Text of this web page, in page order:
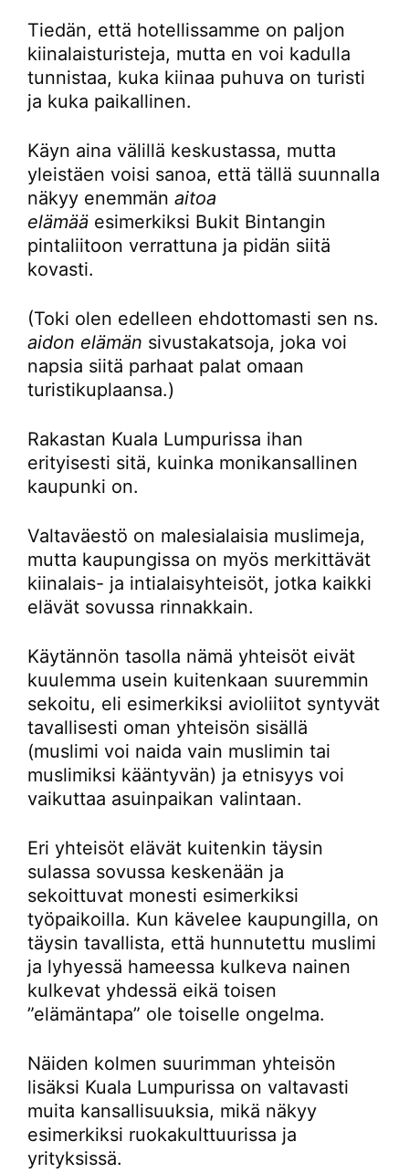
Tiedän, että hotellissamme on paljon
kiinalaisturisteja, mutta en voi kadulla
tunnistaa, kuka kiinaa puhuva on turisti
ja kuka paikallinen.
Käyn aina välillä keskustassa, mutta
yleistäen voisi sanoa, että tällä suunnalla
näkyy enemmän aitoa
elämää esimerkiksi Bukit Bintangin
pintaliitoon verrattuna ja pidän siitä
kovasti.
(Toki olen edelleen ehdottomasti sen ns.
aidon elämän sivustakatsoja, joka voi
napsia siitä parhaat palat omaan
turistikuplaansa.)
Rakastan Kuala Lumpurissa ihan
erityisesti sitä, kuinka monikansallinen
kaupunki on.
Valtaväestö on malesialaisia muslimeja,
mutta kaupungissa on myös merkittävät
kiinalais- ja intialaisyhteisöt, jotka kaikki
elävät sovussa rinnakkain.
Käytännön tasolla nämä yhteisöt eivät
kuulemma usein kuitenkaan suuremmin
sekoitu, eli esimerkiksi avioliitot syntyvät
tavallisesti oman yhteisön sisällä
(muslimi voi naida vain muslimin tai
muslimiksi kääntyvän) ja etnisyys voi
vaikuttaa asuinpaikan valintaan.
Eri yhteisöt elävät kuitenkin täysin
sulassa sovussa keskenään ja
sekoittuvat monesti esimerkiksi
työpaikoilla. Kun kävelee kaupungilla, on
täysin tavallista, että hunnutettu muslimi
ja lyhyessä hameessa kulkeva nainen
kulkevat yhdessä eikä toisen
”elämäntapa” ole toiselle ongelma.
Näiden kolmen suurimman yhteisön
lisäksi Kuala Lumpurissa on valtavasti
muita kansallisuuksia, mikä näkyy
esimerkiksi ruokakulttuurissa ja
yrityksissä.